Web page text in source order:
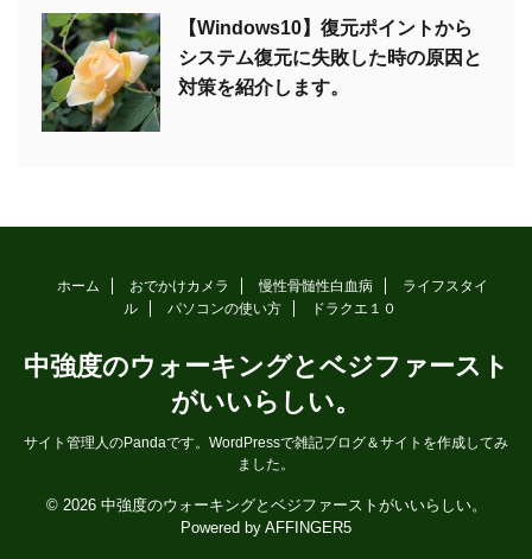
【Windows10】復元ポイントから
システム復元に失敗した時の原因と
対策を紹介します。
ホーム おでかけカメラ 慢性骨髄性白血病
ライフスタイ
ル
パソコンの使い方 ドラクエ１０
中強度のウォーキングとベジファースト
がいいらしい。
サイト管理人のPandaです。WordPressで雑記ブログ＆サイトを作成してみ
ました。
© 2026 中強度のウォーキングとベジファーストがいいらしい。
Powered by AFFINGER5